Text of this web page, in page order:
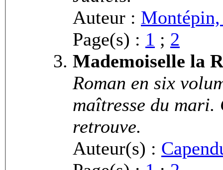
Auteur :
Page(s) : 1 ; 2
Mademoiselle la
Roman en six
maîtresse du mari.
retrouve.
Auteur(s) :